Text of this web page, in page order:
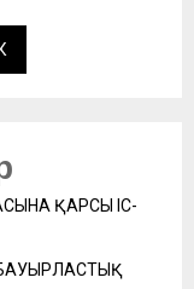
ҚАРСЫ ІС-